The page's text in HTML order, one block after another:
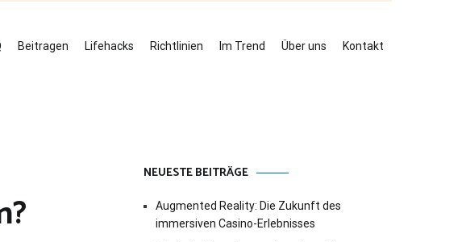
Beitragen Lifehacks Richtlinien Im Trend Über uns Kontakt
NEUESTE BEITRÄGE
Augmented Reality: Die Zukunft des
immersiven Casino-Erlebnisses